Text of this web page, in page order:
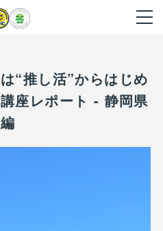
“推し活”からはじめ
座レポート - 静岡県